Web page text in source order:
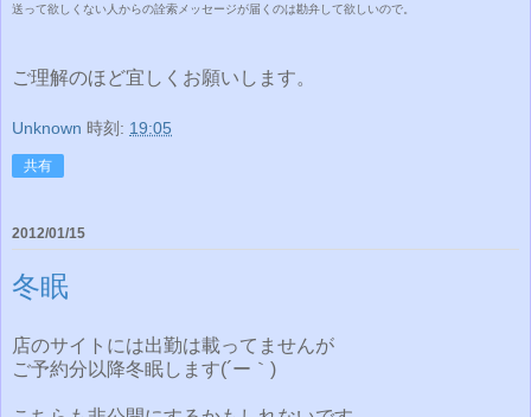
送って欲しくない人からの詮索メッセージが届くのは勘弁して欲しいので。
ご理解のほど宜しくお願いします。
Unknown 時刻: 19:05
共有
2012/01/15
冬眠
店のサイトには出勤は載ってませんが
ご予約分以降冬眠します(´ー｀)